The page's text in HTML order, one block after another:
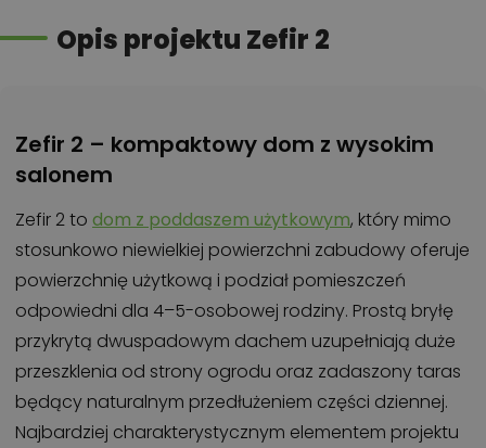
Opis projektu Zefir 2
Zefir 2 – kompaktowy dom z wysokim
salonem
Zefir 2 to dom z poddaszem użytkowym, który mimo
stosunkowo niewielkiej powierzchni zabudowy oferuje
powierzchnię użytkową i podział pomieszczeń
odpowiedni dla 4–5-osobowej rodziny. Prostą bryłę
przykrytą dwuspadowym dachem uzupełniają duże
przeszklenia od strony ogrodu oraz zadaszony taras
będący naturalnym przedłużeniem części dziennej.
Najbardziej charakterystycznym elementem projektu